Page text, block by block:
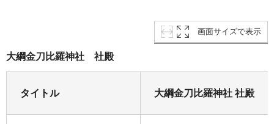
画面サイズで表示
大綱金刀比羅神社 社殿
タイトル 大綱金刀比羅神社 社殿